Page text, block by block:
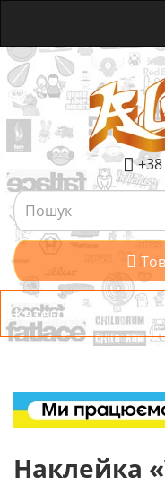
+38
Категорії
Наклейка